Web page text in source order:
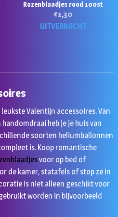
Rozenblaadjes rood 100st
€1,30
UITVERKOCHT
Valentijn accessoires. Van
handomdraai heb je je huis van
soorten heliumballonnen
is. Koop romantische
voor op bed of
de kamer, statafels of stop ze in
is niet alleen geschikt voor
worden in bijvoorbeeld